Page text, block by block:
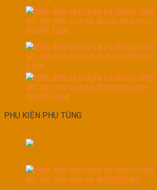
PHỤ KIỆN PHỤ TÙNG